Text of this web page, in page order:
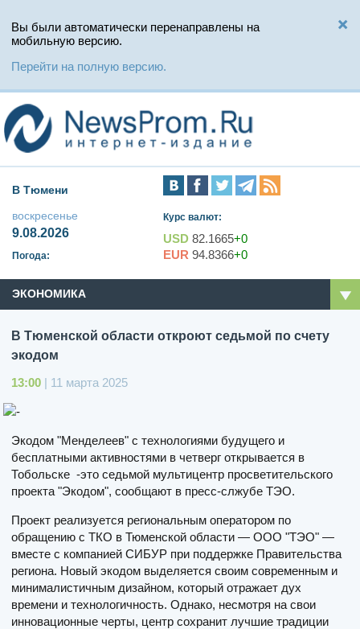
Вы были автоматически перенаправлены на
мобильную версию.
Перейти на полную версию.
В Тюмени
воскресенье
9.08.2026
Погода:
Курс валют:
USD 82.1665+0
EUR 94.8366+0
ЭКОНОМИКА
В Тюменской области откроют седьмой по счету
экодом
13:00 | 11 марта 2025
Экодом "Менделеев" с технологиями будущего и
бесплатными активностями в четверг открывается в
Тобольске -это седьмой мультицентр просветительского
проекта "Экодом", сообщают в пресс-слжубе ТЭО.
Проект реализуется региональным оператором по
обращению с ТКО в Тюменской области — ООО "ТЭО" —
вместе с компанией СИБУР при поддержке Правительства
региона. Новый экодом выделяется своим современным и
минималистичным дизайном, который отражает дух
времени и технологичность. Однако, несмотря на свои
инновационные черты, центр сохранит лучшие традиции